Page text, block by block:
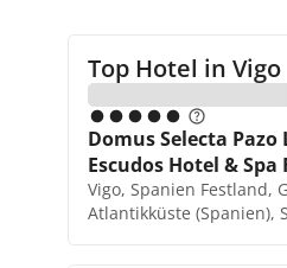
Top Hotel in Vigo
Domus Selecta Pazo
Escudos Hotel & Spa
Vigo, Spanien Festland,
Atlantikküste (Spanien),